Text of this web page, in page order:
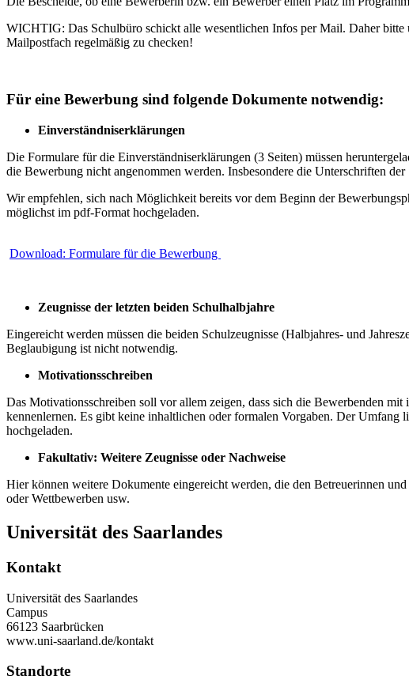
WICHTIG: Das Schulbüro schickt alle wesentlichen Infos per Mail. Daher bitte
Mailpostfach regelmäßig zu checken!
Für eine Bewerbung sind folgende Dokumente notwendig:
Einverständniserklärungen
Die Formulare für die Einverständniserklärungen (3 Seiten) müssen
die Bewerbung nicht angenommen werden. Insbesondere die Unterschriften
Wir empfehlen, sich nach Möglichkeit bereits vor dem Beginn der
möglichst im pdf-Format hochgeladen.
Download: Formulare für die Bewerbung
Zeugnisse der letzten beiden Schulhalbjahre
Eingereicht werden müssen die beiden Schulzeugnisse (Halbjahres- und
Beglaubigung ist nicht notwendig.
Motivationsschreiben
Das Motivationsschreiben soll vor allem zeigen, dass sich die Bewerbenden
kennenlernen. Es gibt keine inhaltlichen oder formalen Vorgaben. Der
hochgeladen.
Fakultativ: Weitere Zeugnisse oder Nachweise
Hier können weitere Dokumente eingereicht werden, die den Betreuerinnen
oder Wettbewerben usw.
Universität des Saarlandes
Kontakt
Universität des Saarlandes
Campus
66123 Saarbrücken
www.uni-saarland.de/kontakt
Standorte